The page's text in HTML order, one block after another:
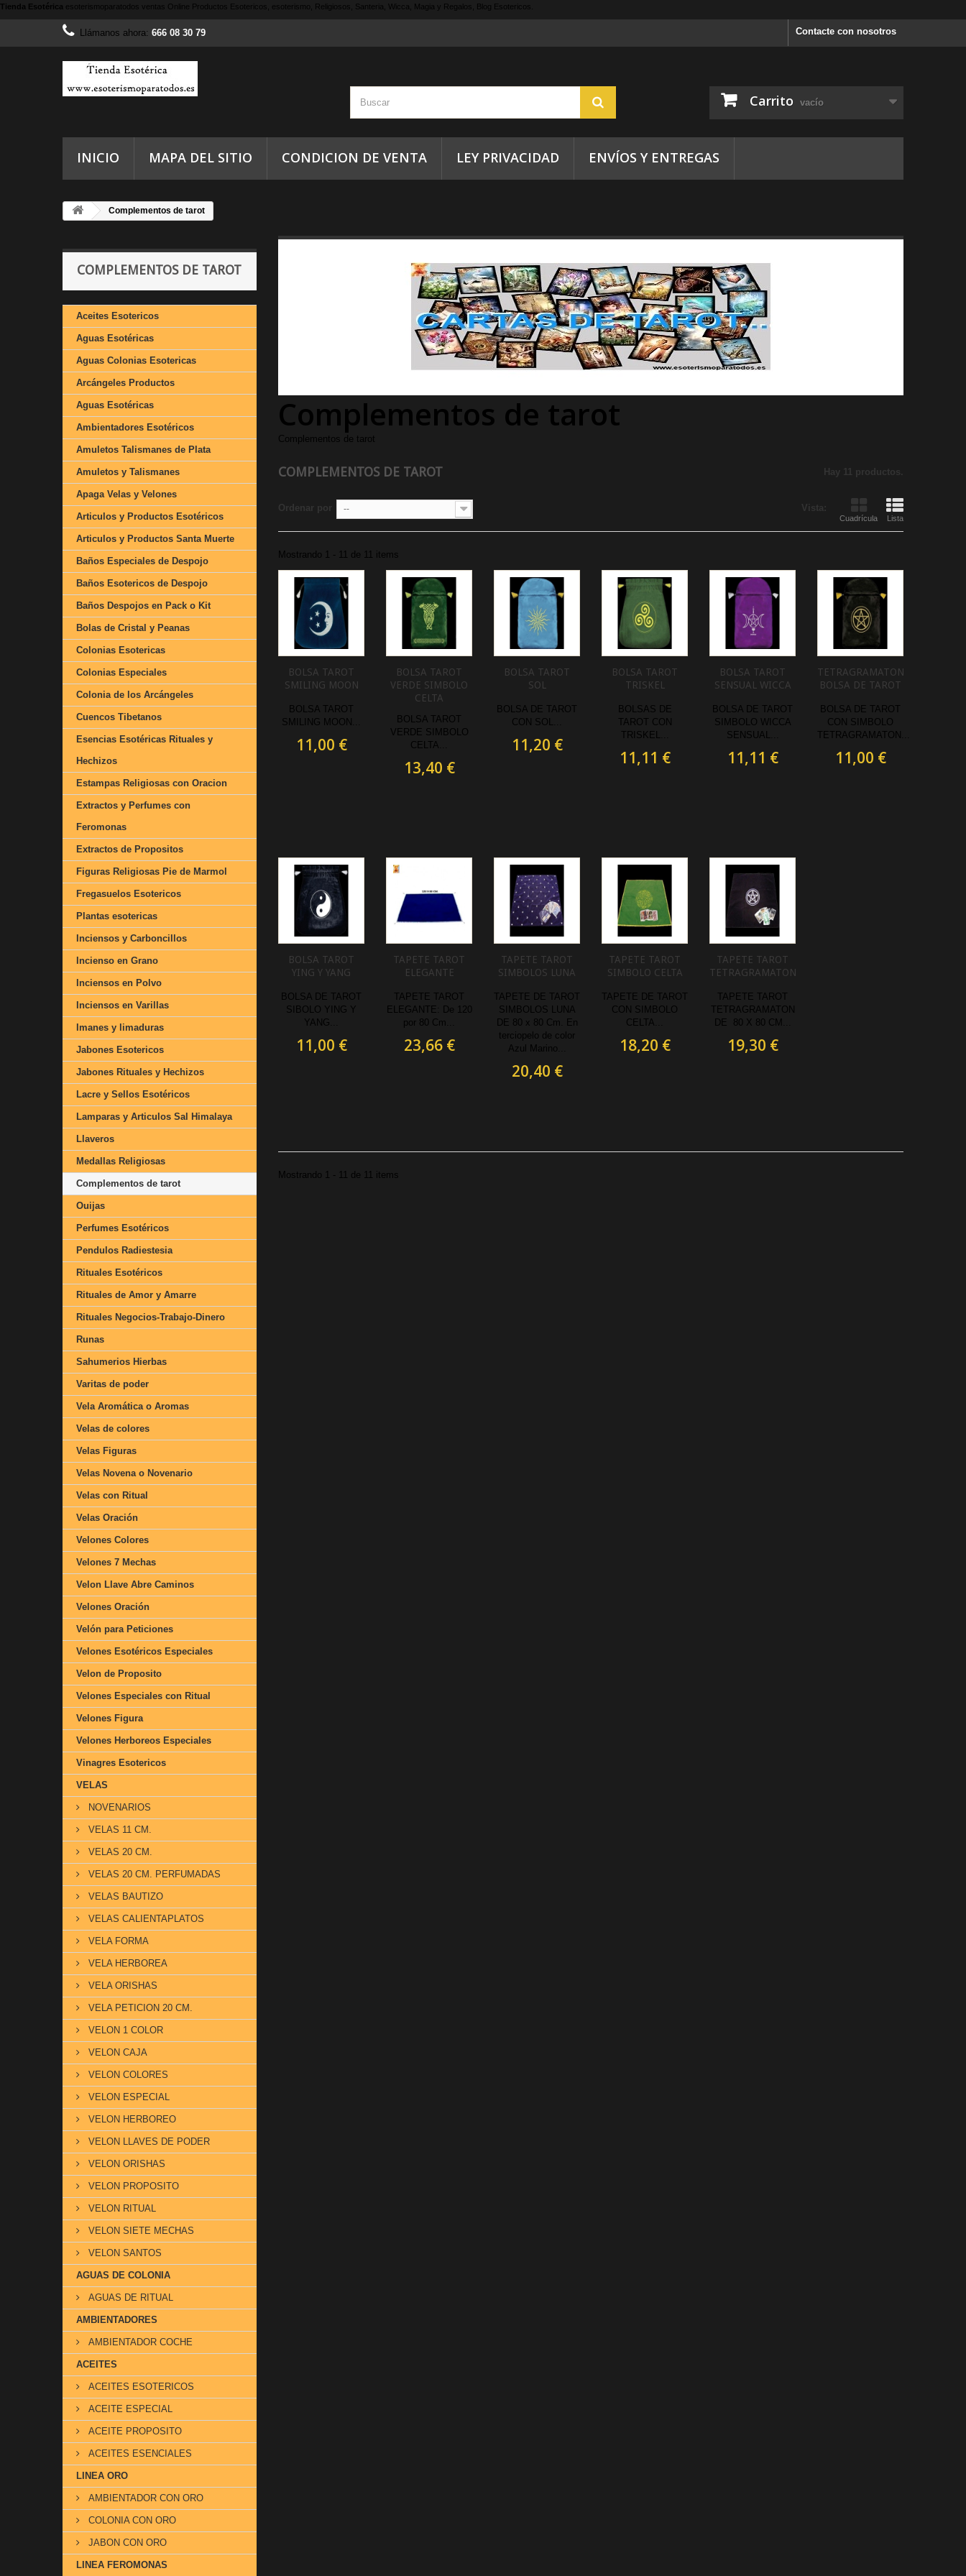
Tienda Esotérica esoterismoparatodos ventas Online Productos Esotericos, esoterismo, Religiosos, Santeria, Wicca, Magia y Regalos, Blog Esotericos.
Contacte con nosotros
Llámanos ahora: 666 08 30 79
Carrito vacío
INICIO MAPA DEL SITIO CONDICION DE VENTA LEY PRIVACIDAD ENVÍOS Y ENTREGAS
Complementos de tarot
COMPLEMENTOS DE TAROT
Aceites Esotericos
Aguas Esotéricas
Aguas Colonias Esotericas
Arcángeles Productos
Aguas Esotéricas
Ambientadores Esotéricos
Amuletos Talismanes de Plata
Amuletos y Talismanes
Apaga Velas y Velones
Articulos y Productos Esotéricos
Articulos y Productos Santa Muerte
Baños Especiales de Despojo
Baños Esotericos de Despojo
Baños Despojos en Pack o Kit
Bolas de Cristal y Peanas
Colonias Esotericas
Colonias Especiales
Colonia de los Arcángeles
Cuencos Tibetanos
Esencias Esotéricas Rituales y
Hechizos
Estampas Religiosas con Oracion
Extractos y Perfumes con
Feromonas
Extractos de Propositos
Figuras Religiosas Pie de Marmol
Fregasuelos Esotericos
Plantas esotericas
Inciensos y Carboncillos
Incienso en Grano
Inciensos en Polvo
Inciensos en Varillas
Imanes y limaduras
Jabones Esotericos
Jabones Rituales y Hechizos
Lacre y Sellos Esotéricos
Lamparas y Articulos Sal Himalaya
Llaveros
Medallas Religiosas
Complementos de tarot
Ouijas
Perfumes Esotéricos
Pendulos Radiestesia
Rituales Esotéricos
Rituales de Amor y Amarre
Rituales Negocios-Trabajo-Dinero
Runas
Sahumerios Hierbas
Varitas de poder
Vela Aromática o Aromas
Velas de colores
Velas Figuras
Velas Novena o Novenario
Velas con Ritual
Velas Oración
Velones Colores
Velones 7 Mechas
Velon Llave Abre Caminos
Velones Oración
Velón para Peticiones
Velones Esotéricos Especiales
Velon de Proposito
Velones Especiales con Ritual
Velones Figura
Velones Herboreos Especiales
Vinagres Esotericos
VELAS
NOVENARIOS
VELAS 11 CM.
VELAS 20 CM.
VELAS 20 CM. PERFUMADAS
VELAS BAUTIZO
VELAS CALIENTAPLATOS
VELA FORMA
VELA HERBOREA
VELA ORISHAS
VELA PETICION 20 CM.
VELON 1 COLOR
VELON CAJA
VELON COLORES
VELON ESPECIAL
VELON HERBOREO
VELON LLAVES DE PODER
VELON ORISHAS
VELON PROPOSITO
VELON RITUAL
VELON SIETE MECHAS
VELON SANTOS
AGUAS DE COLONIA
AGUAS DE RITUAL
AMBIENTADORES
AMBIENTADOR COCHE
ACEITES
ACEITES ESOTERICOS
ACEITE ESPECIAL
ACEITE PROPOSITO
ACEITES ESENCIALES
LINEA ORO
AMBIENTADOR CON ORO
COLONIA CON ORO
JABON CON ORO
LINEA FEROMONAS
Complementos de tarot
Complementos de tarot
COMPLEMENTOS DE TAROT Hay 11 productos.
Vista:
Cuadrícula Lista
Ordenar por --
Mostrando 1 - 11 de 11 items
BOLSA TAROT
SMILING MOON
BOLSA TAROT
SMILING MOON...
11,00 €
BOLSA TAROT
VERDE SIMBOLO
CELTA
BOLSA TAROT
VERDE SIMBOLO
CELTA ...
13,40 €
BOLSA TAROT
SOL
BOLSA DE TAROT
CON SOL...
11,20 €
BOLSA TAROT
TRISKEL
BOLSAS DE
TAROT CON
TRISKEL...
11,11 €
BOLSA TAROT
SENSUAL WICCA
BOLSA DE TAROT
SIMBOLO WICCA
SENSUAL...
11,11 €
TETRAGRAMATON
BOLSA DE TAROT
BOLSA DE TAROT
CON SIMBOLO
TETRAGRAMATON...
11,00 €
BOLSA TAROT
YING Y YANG
BOLSA DE TAROT
SIBOLO YING Y
YANG...
11,00 €
TAPETE TAROT
ELEGANTE
TAPETE TAROT
ELEGANTE: De 120
por 80 Cm...
23,66 €
TAPETE TAROT
SIMBOLOS LUNA
TAPETE DE TAROT
SIMBOLOS LUNA
DE 80 x 80 Cm. En
terciopelo de color
Azul Marino...
20,40 €
TAPETE TAROT
SIMBOLO CELTA
TAPETE DE TAROT
CON SIMBOLO
CELTA...
18,20 €
TAPETE TAROT
TETRAGRAMATON
TAPETE TAROT
TETRAGRAMATON
DE 80 X 80 CM.. .
19,30 €
Mostrando 1 - 11 de 11 items